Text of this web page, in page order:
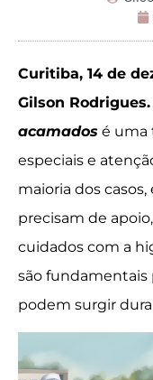
Curitiba, 14 de
Gilson Rodrigues.
acamados é uma
especiais e
maioria dos
precisam de
cuidados com a
são fundamentais
podem surgir